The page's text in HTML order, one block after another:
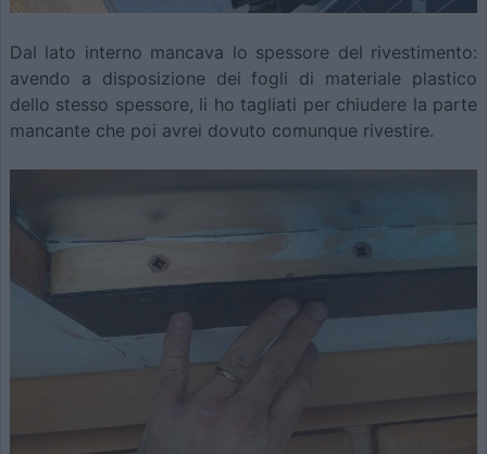
Dal lato interno mancava lo spessore del rivestimento:
avendo a disposizione dei fogli di materiale plastico
dello stesso spessore, li ho tagliati per chiudere la parte
mancante che poi avrei dovuto comunque rivestire.